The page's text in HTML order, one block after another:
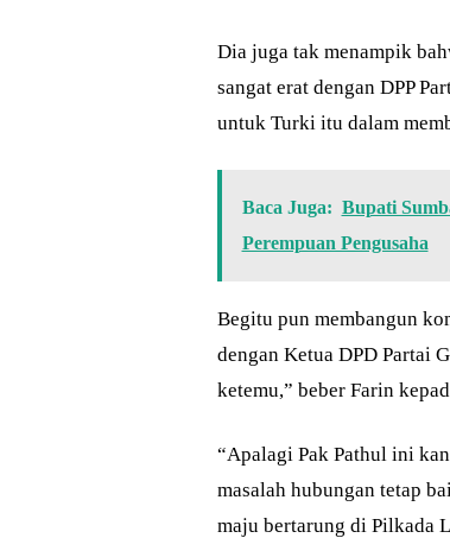
Dia juga tak menampik
sangat erat dengan DPP
untuk Turki itu dalam
Baca Juga: Bupati
Perempuan Pengusaha
Begitu pun membangun
dengan Ketua DPD Partai
ketemu,” beber Farin
“Apalagi Pak Pathul ini
masalah hubungan tetap
maju bertarung di Pilkada